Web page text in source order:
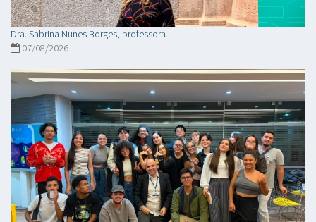
Dra. Sabrina Nunes Borges, professora...
07/08/2026